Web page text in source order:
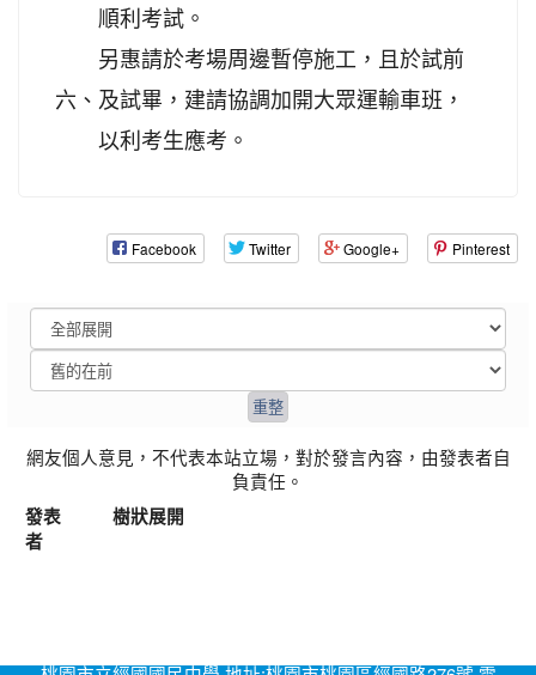
順利考試。
六、
另惠請於考場周邊暫停施工，且於試前
及試畢，建請協調加開大眾運輸車班，
以利考生應考。
Facebook Twitter Google+ Pinterest
網友個人意見，不代表本站立場，對於發言內容，由發表者自
負責任。
發表
者
樹狀展開